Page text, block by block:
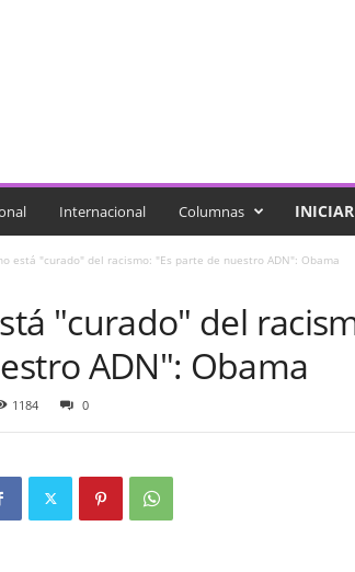
Internacional Columnas
está "curado" del racismo: "Es parte de nuestro ADN": Obama
"curado" del
ADN": Obama
1184 0